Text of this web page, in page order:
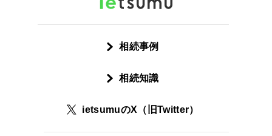
相続事例
相続知識
ietsumuのX（旧Twitter）